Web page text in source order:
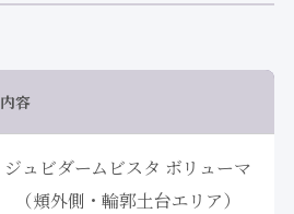
内容
ジュビダームビスタ ボリューマ
（頬外側・輪郭土台エリア）